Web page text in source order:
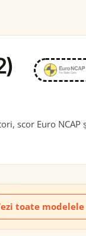
scor Euro NCAP
toate